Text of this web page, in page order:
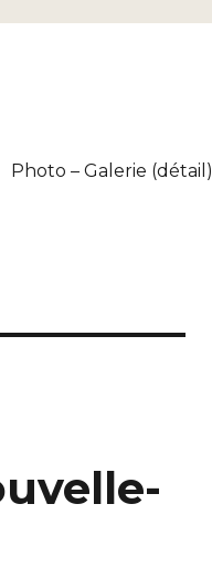
Photo – Galerie (détail)